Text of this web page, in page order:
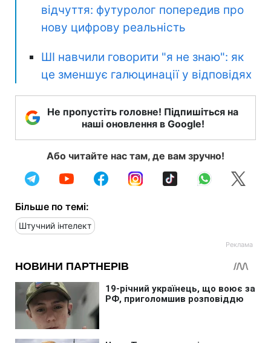
відчуття: футуролог попередив про
нову цифрову реальність
ШІ навчили говорити "я не знаю": як
це зменшує галюцинації у відповідях
Не пропустіть головне! Підпишіться на
наші оновлення в Google!
Або читайте нас там, де вам зручно!
Більше по темі:
Штучний інтелект